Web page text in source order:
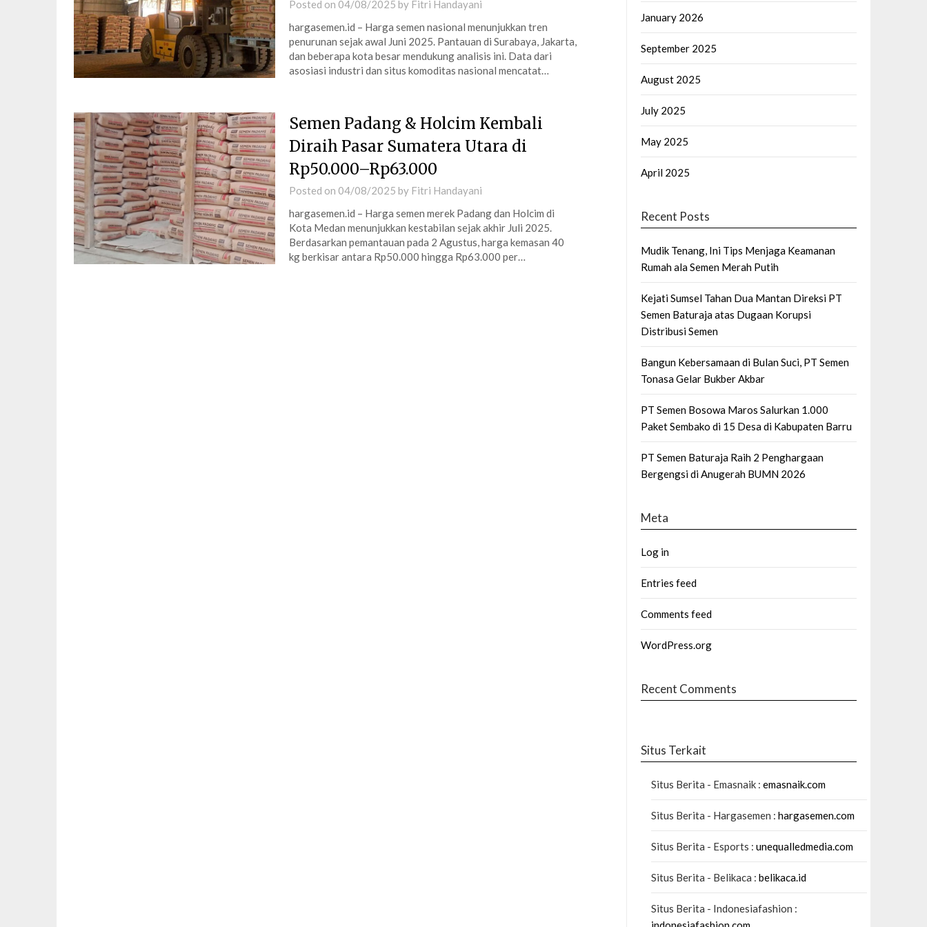
Posted on 04/08/2025 by Fitri Handayani
hargasemen.id – Harga semen nasional menunjukkan tren
penurunan sejak awal Juni 2025. Pantauan di Surabaya, Jakarta,
dan beberapa kota besar mendukung analisis ini. Data dari
asosiasi industri dan situs komoditas nasional mencatat…
Semen Padang & Holcim Kembali
Diraih Pasar Sumatera Utara di
Rp50.000–Rp63.000
Posted on 04/08/2025 by Fitri Handayani
hargasemen.id – Harga semen merek Padang dan Holcim di
Kota Medan menunjukkan kestabilan sejak akhir Juli 2025.
Berdasarkan pemantauan pada 2 Agustus, harga kemasan 40
kg berkisar antara Rp50.000 hingga Rp63.000 per…
January 2026
September 2025
August 2025
July 2025
May 2025
April 2025
Recent Posts
Mudik Tenang, Ini Tips Menjaga Keamanan
Rumah ala Semen Merah Putih
Kejati Sumsel Tahan Dua Mantan Direksi PT
Semen Baturaja atas Dugaan Korupsi
Distribusi Semen
Bangun Kebersamaan di Bulan Suci, PT Semen
Tonasa Gelar Bukber Akbar
PT Semen Bosowa Maros Salurkan 1.000
Paket Sembako di 15 Desa di Kabupaten Barru
PT Semen Baturaja Raih 2 Penghargaan
Bergengsi di Anugerah BUMN 2026
Meta
Log in
Entries feed
Comments feed
WordPress.org
Recent Comments
Situs Terkait
Situs Berita - Emasnaik : emasnaik.com
Situs Berita - Hargasemen : hargasemen.com
Situs Berita - Esports : unequalledmedia.com
Situs Berita - Belikaca : belikaca.id
Situs Berita - Indonesiafashion :